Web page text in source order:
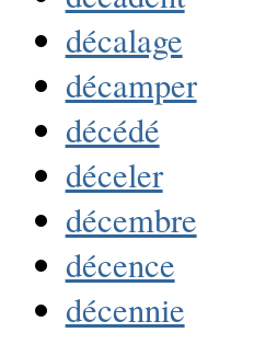
décalage
décamper
décédé
déceler
décembre
décence
décennie